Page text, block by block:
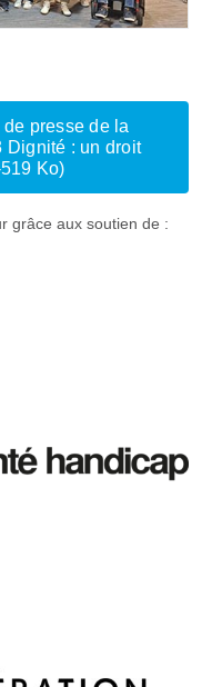
presse de la
Dignité : un droit
Ko)
grâce aux soutien de :